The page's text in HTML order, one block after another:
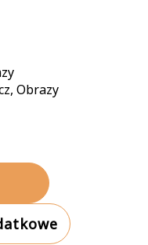
,Obrazy